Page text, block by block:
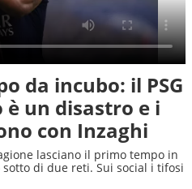
da incubo: il PSG
un disastro e i
con Inzaghi
lasciano il primo tempo in
sotto di due reti. Sui social i tifosi